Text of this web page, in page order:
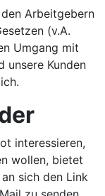
Arbeitgebern
(v.A.
Umgang mit
unsere Kunden
interessieren,
wollen, bietet
sich den Link